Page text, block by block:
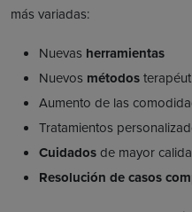
más variadas:
Nuevas herramientas
Nuevos métodos
Aumento de las
Tratamientos
Cuidadosde mayor
Resolución de casos